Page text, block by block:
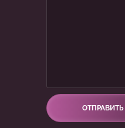
ОТПРАВИТЬ